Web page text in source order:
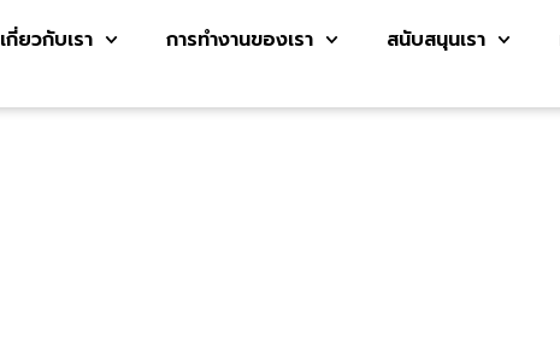
เกี่ยวกับเรา การทำงานของเรา สนับสนุนเรา